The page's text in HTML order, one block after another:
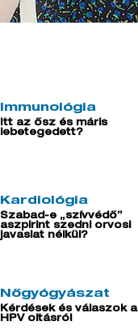
Immunológia
Itt az ősz és máris
lebetegedett?
Kardiológia
Szabad-e „szívvédő”
aszpirint szedni orvosi
javaslat nélkül?
Nőgyógyászat
Kérdések és válaszok a
HPV oltásról